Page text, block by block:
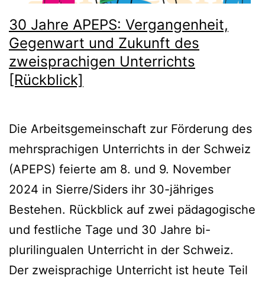
30 Jahre APEPS: Vergangenheit,
Gegenwart und Zukunft des
zweisprachigen Unterrichts
[Rückblick]
Die Arbeitsgemeinschaft zur Förderung des
mehrsprachigen Unterrichts in der Schweiz
(APEPS) feierte am 8. und 9. November
2024 in Sierre/Siders ihr 30-jähriges
Bestehen. Rückblick auf zwei pädagogische
und festliche Tage und 30 Jahre bi-
plurilingualen Unterricht in der Schweiz.
Der zweisprachige Unterricht ist heute Teil